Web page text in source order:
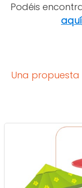
Podéis
aquí
Una